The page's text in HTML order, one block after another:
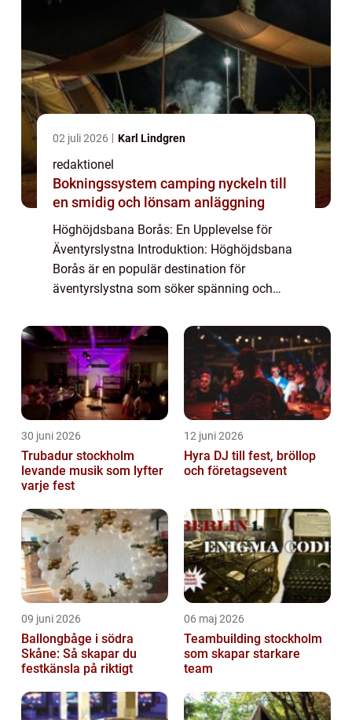
02 juli 2026 Karl Lindgren
redaktionel
Bokningssystem camping nyckeln till
en smidig och lönsam anläggning
Höghöjdsbana Borås: En Upplevelse för
Äventyrslystna Introduktion: Höghöjdsbana
Borås är en populär destination för
äventyrslystna som söker spänning och
artikel kommer att ge en detaljerad översikt
över Högh...
30 juni 2026
Trubadur stockholm
levande musik som lyfter
varje fest
12 juni 2026
Hyra DJ till fest, bröllop
och företagsevent
09 juni 2026
Ballongbåge i södra
Skåne: Så skapar du
festkänsla på riktigt
06 maj 2026
Teambuilding stockholm
som skapar starkare
team